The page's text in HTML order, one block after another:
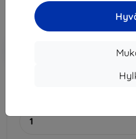
Hinta ilman ALV:tä